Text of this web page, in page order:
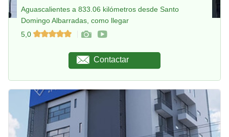
Aguascalientes a 833.06 kilómetros desde Santo
Domingo Albarradas, como llegar
5,0
Contactar